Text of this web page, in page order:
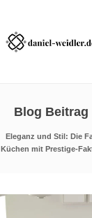
Blog Beitrag
Eleganz und Stil: Die
Küchen mit Prestige-